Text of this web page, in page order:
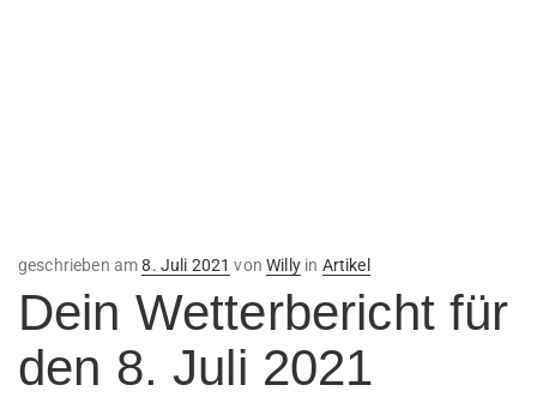
geschrieben amVeröffentlicht
am
8. Juli 2021 vonWillyin Artikel
Dein Wetterbericht für
den 8. Juli 2021